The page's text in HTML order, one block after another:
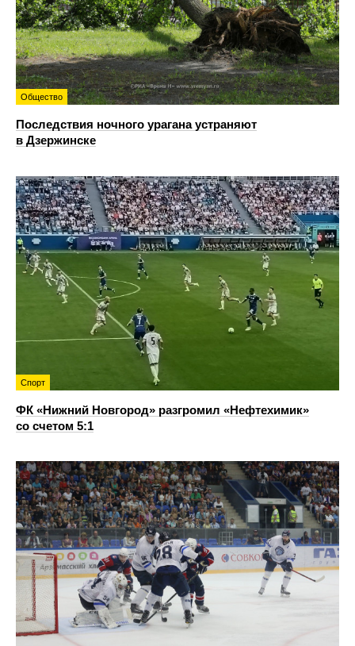
Общество
Последствия ночного урагана устраняют
в Дзержинске
Спорт
ФК «Нижний Новгород» разгромил «Нефтехимик»
со счетом 5:1